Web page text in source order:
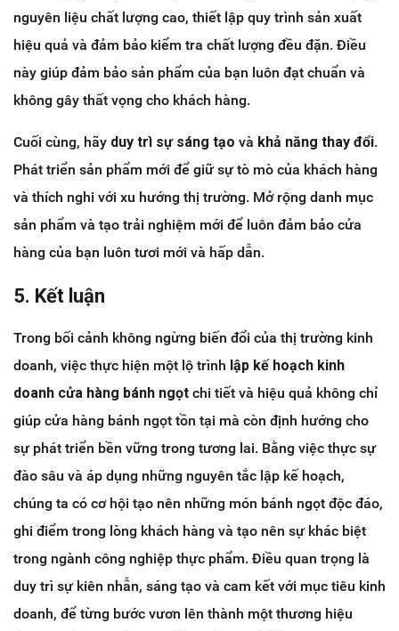
nguyên liệu chất lượng cao, thiết lập quy trình sản xuất
hiệu quả và đảm bảo kiểm tra chất lượng đều đặn. Điều
này giúp đảm bảo sản phẩm của bạn luôn đạt chuẩn và
không gây thất vọng cho khách hàng.
Cuối cùng, hãy duy trì sự sáng tạo và khả năng thay đổi.
Phát triển sản phẩm mới để giữ sự tò mò của khách hàng
và thích nghi với xu hướng thị trường. Mở rộng danh mục
sản phẩm và tạo trải nghiệm mới để luôn đảm bảo cửa
hàng của bạn luôn tươi mới và hấp dẫn.
5. Kết luận
Trong bối cảnh không ngừng biến đổi của thị trường kinh
doanh, việc thực hiện một lộ trình lập kế hoạch kinh
doanh cửa hàng bánh ngọt chi tiết và hiệu quả không chỉ
giúp cửa hàng bánh ngọt tồn tại mà còn định hướng cho
sự phát triển bền vững trong tương lai. Bằng việc thực sự
đào sâu và áp dụng những nguyên tắc lập kế hoạch,
chúng ta có cơ hội tạo nên những món bánh ngọt độc đáo,
ghi điểm trong lòng khách hàng và tạo nên sự khác biệt
trong ngành công nghiệp thực phẩm. Điều quan trọng là
duy trì sự kiên nhẫn, sáng tạo và cam kết với mục tiêu kinh
doanh, để từng bước vươn lên thành một thương hiệu